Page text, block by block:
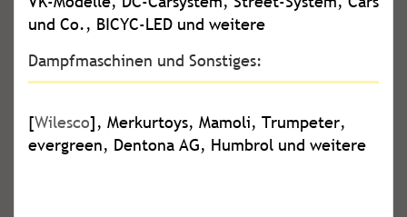
und Co., BICYC-LED und weitere
Dampfmaschinen und Sonstiges:
[Wilesco], Merkurtoys, Mamoli, Trumpeter,
evergreen, Dentona AG, Humbrol und weitere